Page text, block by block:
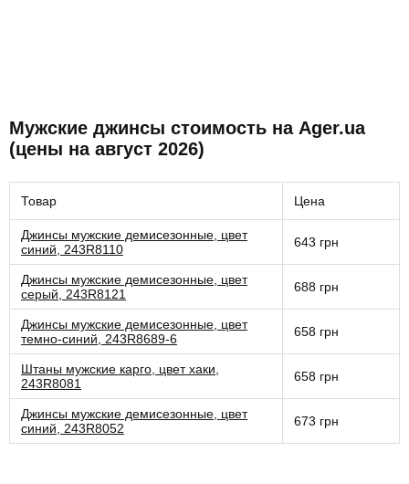
Мужские джинсы стоимость на Ager.ua
(цены на август 2026)
Товар Цена
Джинсы мужские демисезонные, цвет
синий, 243R8110
643 грн
Джинсы мужские демисезонные, цвет
серый, 243R8121
688 грн
Джинсы мужские демисезонные, цвет
темно-синий, 243R8689-6
658 грн
Штаны мужские карго, цвет хаки,
243R8081
658 грн
Джинсы мужские демисезонные, цвет
синий, 243R8052
673 грн